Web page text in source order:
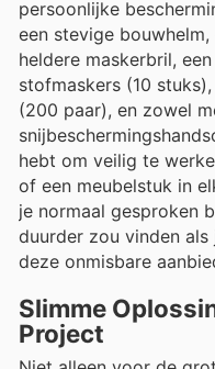
persoonlijke
een stevige
heldere maskerbril,
stofmaskers (10
(200 paar), en zowel
hebt om veilig te
of een meubelstuk in
je normaal gesproken
duurder zou vinden
deze onmisbare
Slimme
Project